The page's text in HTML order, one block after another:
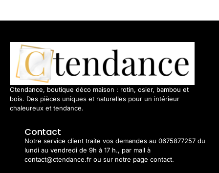
Ctendance, boutique déco maison : rotin, osier, bambou et
bois. Des pièces uniques et naturelles pour un intérieur
chaleureux et tendance.
Contact
Notre service client traite vos demandes au 0675877257 du
lundi au vendredi de 9h à 17 h., par mail à
contact@ctendance.fr ou sur notre page contact.